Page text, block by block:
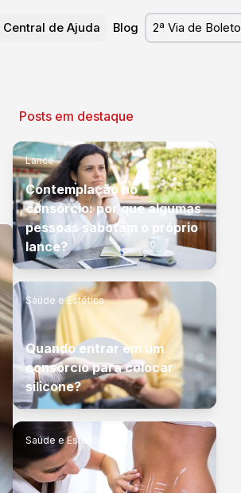
Central de Ajuda Blog 2ª Via de Boleto
Posts em destaque
Lance
Contemplação no
consórcio: por que algumas
pessoas sabotam o próprio
lance?
Saúde e Estética
Quando entrar em um
consórcio para colocar
silicone?
Saúde e Estética